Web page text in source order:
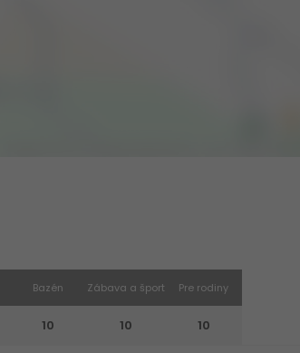
Bazén
10
Zábava a šport
10
Pre rodiny
10